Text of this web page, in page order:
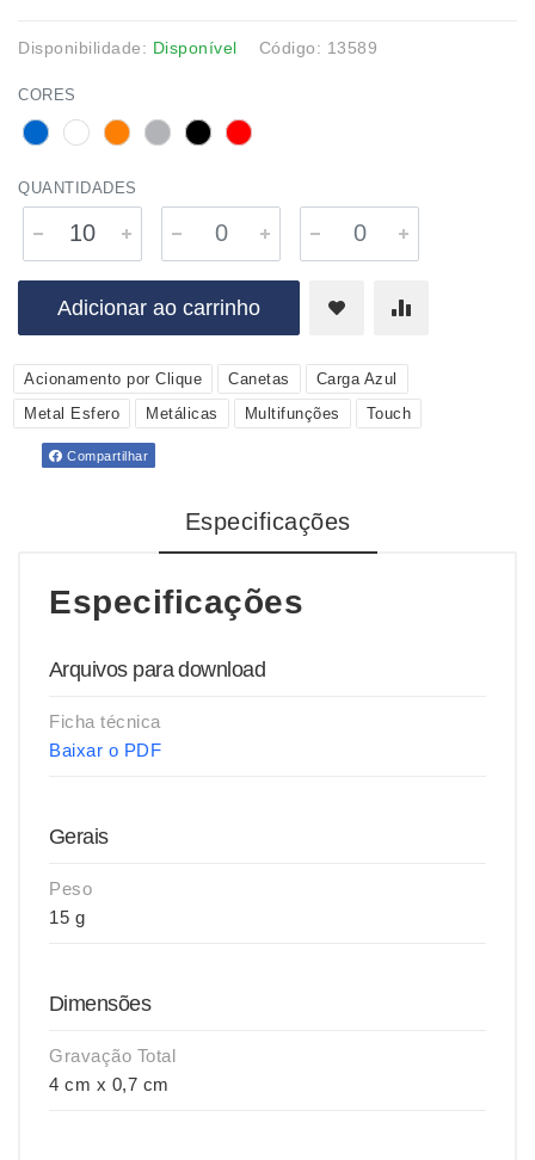
Disponibilidade: Disponível Código: 13589
CORES
QUANTIDADES
Adicionar ao carrinho
Acionamento por Clique Canetas
Carga Azul
Metal Esfero
Metálicas Multifunções Touch
Compartilhar
Especificações
Especificações
Arquivos para download
Ficha técnica
Baixar o PDF
Gerais
Peso
15 g
Dimensões
Gravação Total
4 cm x 0,7 cm